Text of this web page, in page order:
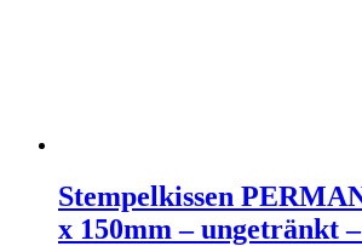
Stempelkissen
x 150mm – ungetränkt